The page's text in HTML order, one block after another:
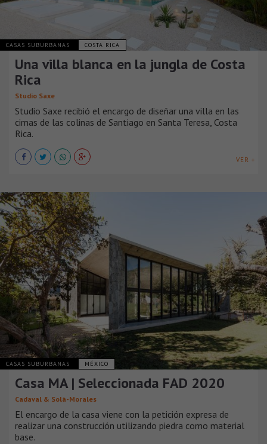
CASAS SUBURBANAS COSTA RICA
Una villa blanca en la jungla de Costa
Rica
Studio Saxe
Studio Saxe recibió el encargo de diseñar una villa en las
cimas de las colinas de Santiago en Santa Teresa, Costa
Rica.
VER +
CASAS SUBURBANAS MÉXICO
Casa MA | Seleccionada FAD 2020
Cadaval & Solà-Morales
El encargo de la casa viene con la petición expresa de
realizar una construcción utilizando piedra como material
base.